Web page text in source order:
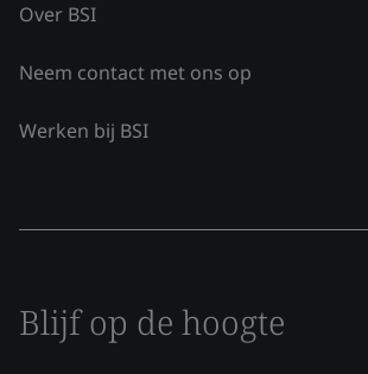
Over BSI
Neem contact met ons op
Werken bij BSI
Blijf op de hoogte